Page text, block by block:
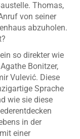
Thomas,
von seiner
abzuholen.
so direkter wie
Bonitzer,
Vulević. Diese
Sprache
wie sie diese
in der
einer